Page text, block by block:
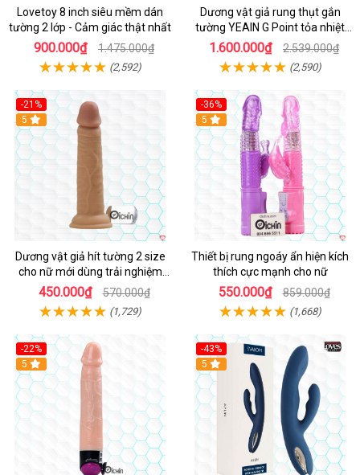
Lovetoy 8 inch siêu mềm dán
tường 2 lớp - Cảm giác thật nhất
900.000₫ 1.475.000₫
(2,592)
Dương vật giả rung thụt gắn
tường YEAIN G Point tỏa nhiệt
điều khiển từ xa
1.600.000₫ 2.539.000₫
(2,590)
-21%
Hot
5
Dương vật giả hít tường 2 size
cho nữ mới dùng trải nghiệm
thật
450.000₫ 570.000₫
(1,729)
-36%
Hot
5
Thiết bị rung ngoáy ẩn hiện kích
thích cực mạnh cho nữ
550.000₫ 859.000₫
(1,668)
-22%
Hot
5
-43%
Hot
5